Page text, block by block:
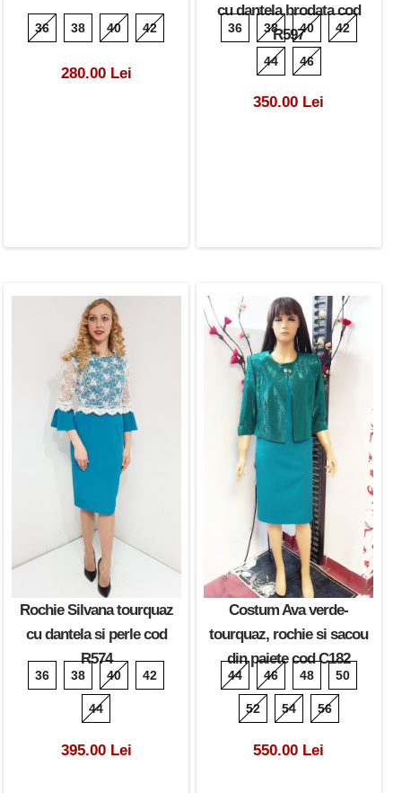
36 38 40 42
280.00 Lei
cu dantela brodata cod
R597
36 38 40 42
44 46
350.00 Lei
Rochie Silvana tourquaz
cu dantela si perle cod
R574
36 38 40 42
44
395.00 Lei
Costum Ava verde-
tourquaz, rochie si sacou
din paiete cod C182
44 46 48 50
52 54 56
550.00 Lei